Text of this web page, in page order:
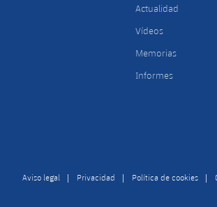
Actualidad
Vídeos
Memorias
Informes
Aviso legal Privacidad Política de cookies